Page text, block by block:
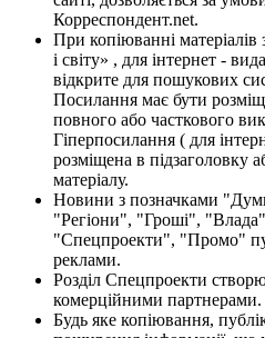
Корреспондент.net.
При копіюванні
і світу» , для інтернет -
відкрите для пошукових
Посилання має бути
повного або часткового
Гіперпосилання ( для
розміщена в підзаголовку
матеріалу.
Новини з позначками
"Регіони", "Гроші",
"Спецпроекти", "Промо"
реклами.
Розділ Спецпроекти
комерційними партнерами.
Будь яке копіювання,